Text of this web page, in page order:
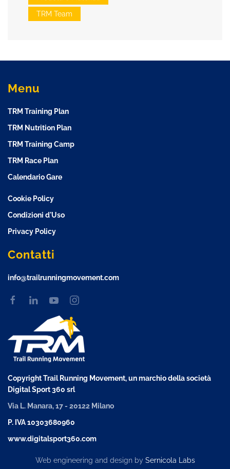
TRM Team
Menu
TRM Training Plan
TRM Nutrition Plan
TRM Training Camp
TRM Race Plan
Calendario Gare
Cookie Policy
Condizioni d'Uso
Privacy Policy
Contatti
info@trailrunningmovement.com
Copyright Trail Running Movement, un marchio della società
Digital Sport 360 srl
Via L. Manara, 17 - 20122 Milano
P. IVA 10303680960
www.digitalsport360.com
Web engineering and design by Sernicola Labs